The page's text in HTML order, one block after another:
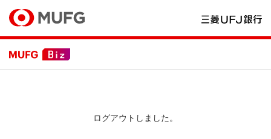
ログアウトしました。